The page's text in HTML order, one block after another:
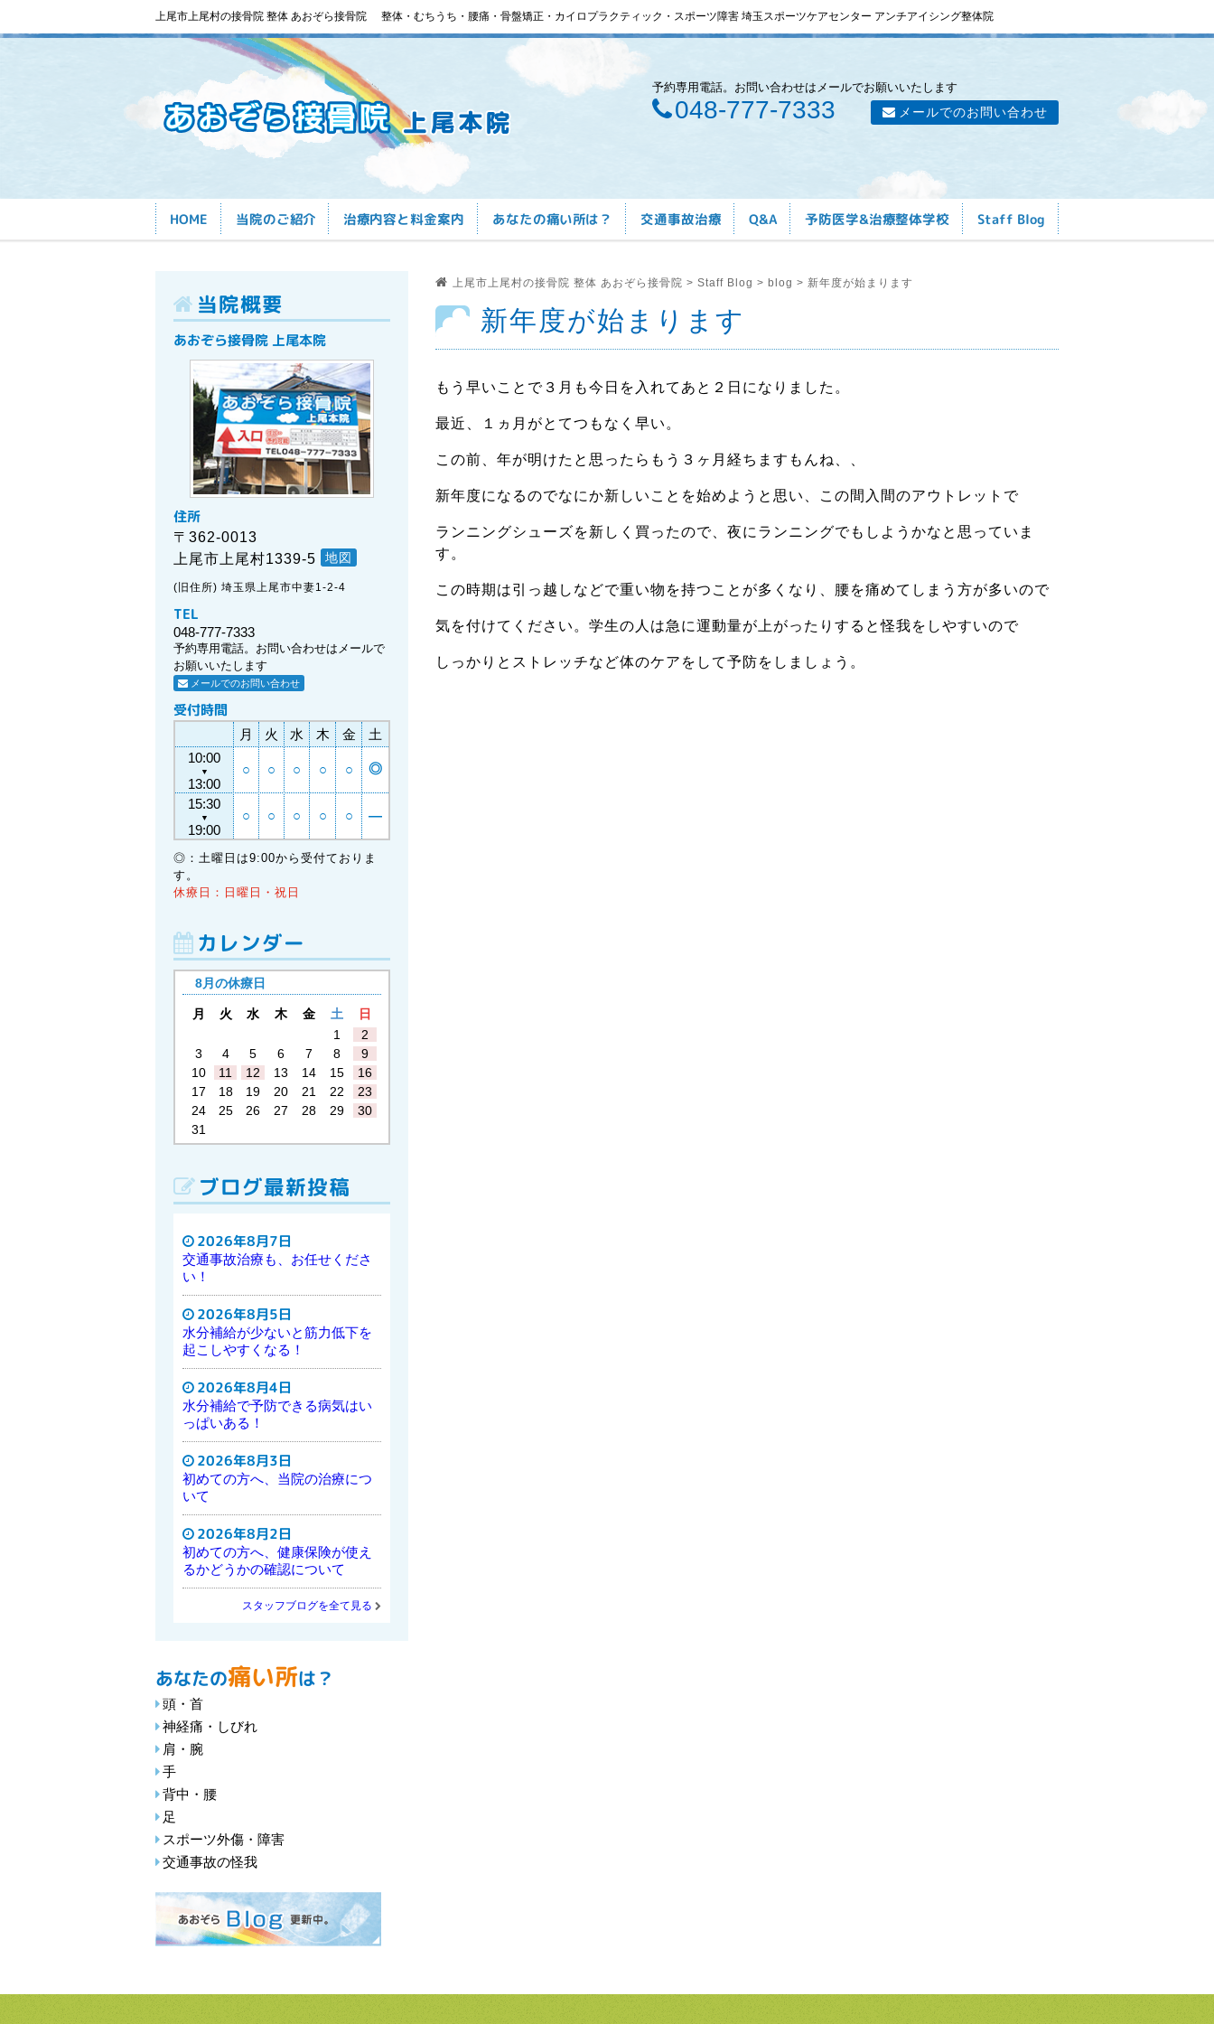
上尾市上尾村の接骨院 整体 あおぞら接骨院 整体・むちうち・腰痛・骨盤矯正・カイロプラクティック・スポーツ障害 埼玉スポーツケアセンター アンチアイシング整体院
予約専用電話。お問い合わせはメールでお願いいたします
048-777-7333 メールでのお問い合わせ
HOME 当院のご紹介 治療内容と料金案内 あなたの痛い所は？ 交通事故治療 Q&A 予防医学&治療整体学校 Staff Blog
上尾市上尾村の接骨院 整体 あおぞら接骨院 > Staff Blog > blog > 新年度が始まります
新年度が始まります
もう早いことで３月も今日を入れてあと２日になりました。
最近、１ヵ月がとてつもなく早い。
この前、年が明けたと思ったらもう３ヶ月経ちますもんね、、
新年度になるのでなにか新しいことを始めようと思い、この間入間のアウトレットで
ランニングシューズを新しく買ったので、夜にランニングでもしようかなと思っていま
す。
この時期は引っ越しなどで重い物を持つことが多くなり、腰を痛めてしまう方が多いので
気を付けてください。学生の人は急に運動量が上がったりすると怪我をしやすいので
しっかりとストレッチなど体のケアをして予防をしましょう。
当院概要
あおぞら接骨院 上尾本院
住所
〒362-0013
上尾市上尾村1339-5
地図
(旧住所) 埼玉県上尾市中妻1-2-4
TEL
048-777-7333
予約専用電話。お問い合わせはメールで
お願いいたします
メールでのお問い合わせ
受付時間
月 火 水 木 金
土
10:00
▼
13:00
○ ○ ○ ○ ○ ◎
15:30
▼
19:00
○ ○ ○ ○ ○ ―
◎：土曜日は9:00から受付ておりま
す。
休療日：日曜日・祝日
カレンダー
8月の休療日
月 火 水 木 金 土
日
1
2
3
4 5 6 7 8
9
10
11 12 13 14 15
16
17
18 19 20 21 22
23
24
25 26 27 28 29
30
31
ブログ最新投稿
2026年8月7日
交通事故治療も、お任せくださ
い！
2026年8月5日
水分補給が少ないと筋力低下を
起こしやすくなる！
2026年8月4日
水分補給で予防できる病気はい
っぱいある！
2026年8月3日
初めての方へ、当院の治療につ
いて
2026年8月2日
初めての方へ、健康保険が使え
るかどうかの確認について
スタッフブログを全て見る
あなたの痛い所は？
頭・首
神経痛・しびれ
肩・腕
手
背中・腰
足
スポーツ外傷・障害
交通事故の怪我